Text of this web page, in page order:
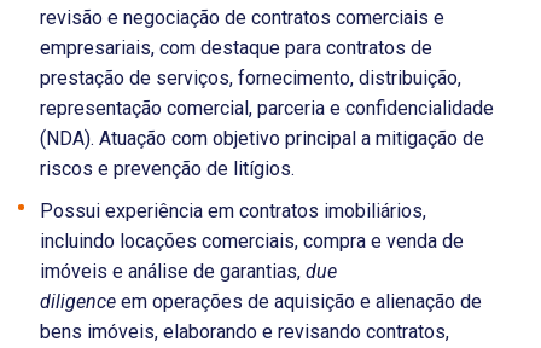
revisão e negociação de contratos comerciais e
empresariais, com destaque para contratos de
prestação de serviços, fornecimento, distribuição,
representação comercial, parceria e confidencialidade
(NDA). Atuação com objetivo principal a mitigação de
riscos e prevenção de litígios.
Possui experiência em contratos imobiliários,
incluindo locações comerciais, compra e venda de
imóveis e análise de garantias, due
diligence em operações de aquisição e alienação de
bens imóveis, elaborando e revisando contratos,